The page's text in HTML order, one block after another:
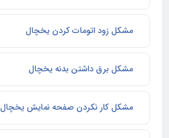
مشکل زود اتومات کردن یخچال
مشکل برق داشتن بدنه یخچال
مشکل کار نکردن صفحه نمایش یخچال